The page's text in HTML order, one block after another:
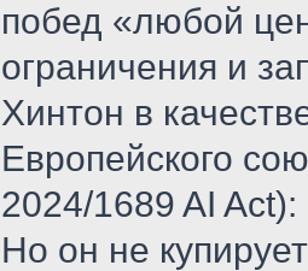
побед «любой
ограничения и
Хинтон в
Европейского
2024/1689 AI
Но он не